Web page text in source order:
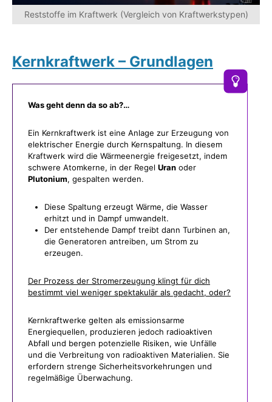
Reststoffe im Kraftwerk (Vergleich von Kraftwerkstypen)
Kernkraftwerk – Grundlagen
Was geht denn da so ab?…
Ein Kernkraftwerk ist eine Anlage zur Erzeugung von
elektrischer Energie durch Kernspaltung. In diesem
Kraftwerk wird die Wärmeenergie freigesetzt, indem
schwere Atomkerne, in der Regel Uran oder
Plutonium, gespalten werden.
Diese Spaltung erzeugt Wärme, die Wasser
erhitzt und in Dampf umwandelt.
Der entstehende Dampf treibt dann Turbinen an,
die Generatoren antreiben, um Strom zu
erzeugen.
Der Prozess der Stromerzeugung klingt für dich
bestimmt viel weniger spektakulär als gedacht, oder?
Kernkraftwerke gelten als emissionsarme
Energiequellen, produzieren jedoch radioaktiven
Abfall und bergen potenzielle Risiken, wie Unfälle
und die Verbreitung von radioaktiven Materialien. Sie
erfordern strenge Sicherheitsvorkehrungen und
regelmäßige Überwachung.